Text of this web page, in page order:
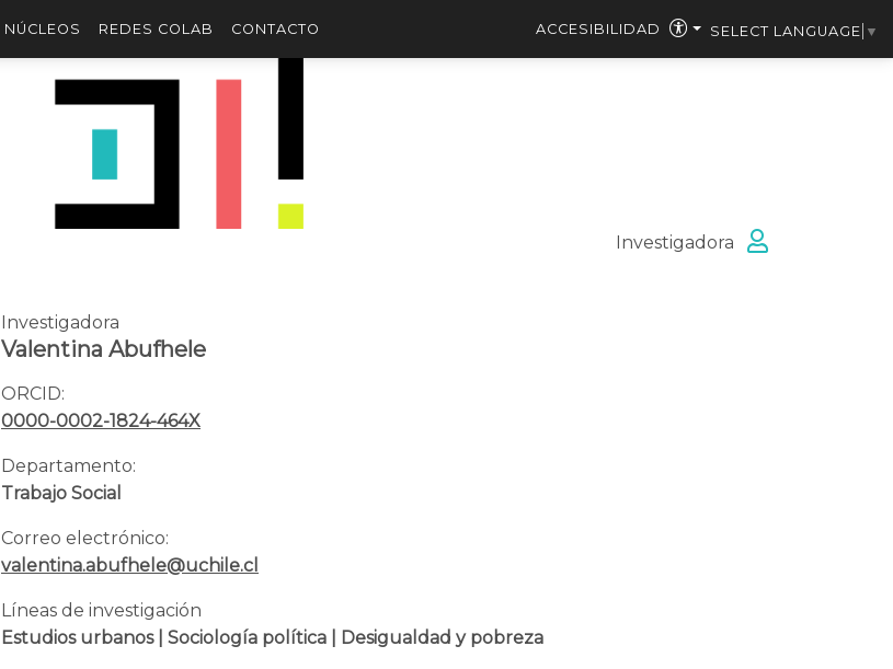
NÚCLEOS REDES COLAB CONTACTO ACCESIBILIDAD SELECT LANGUAGE ▼
Investigadora
Investigadora
Valentina Abufhele
ORCID:
0000-0002-1824-464X
Departamento:
Trabajo Social
Correo electrónico:
valentina.abufhele@uchile.cl
Líneas de investigación
Estudios urbanos | Sociología política | Desigualdad y pobreza